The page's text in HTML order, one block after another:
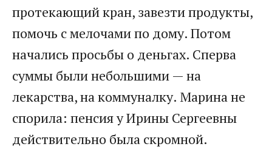
протекающий кран, завезти продукты,
помочь с мелочами по дому. Потом
начались просьбы о деньгах. Сперва
суммы были небольшими — на
лекарства, на коммуналку. Марина не
спорила: пенсия у Ирины Сергеевны
действительно была скромной.